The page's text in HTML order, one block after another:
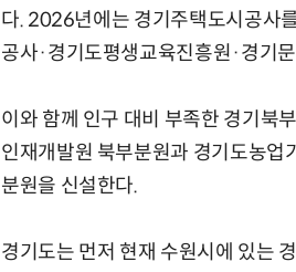
다. 2026년에는 경기주택도시공사
공사·경기도평생교육진흥원·경기
이와 함께 인구 대비 부족한 경기북
인재개발원 북부분원과 경기도농업
분원을 신설한다.
경기도는 먼저 현재 수원시에 있는